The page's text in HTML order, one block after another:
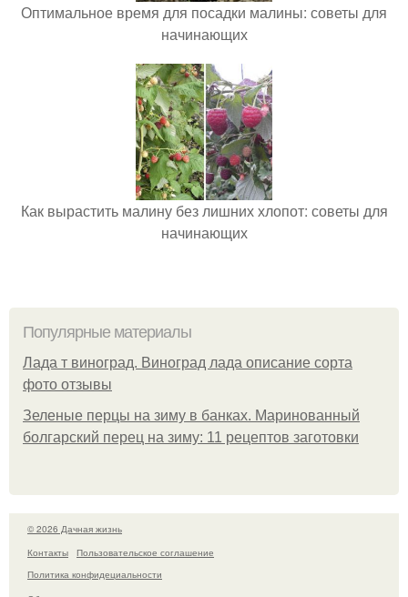
Оптимальное время для посадки малины: советы для
начинающих
Как вырастить малину без лишних хлопот: советы для
начинающих
Популярные материалы
Лада т виноград. Виноград лада описание сорта
фото отзывы
Зеленые перцы на зиму в банках. Маринованный
болгарский перец на зиму: 11 рецептов заготовки
© 2026 Дачная жизнь
Контакты
Пользовательское соглашение
Политика конфидециальности